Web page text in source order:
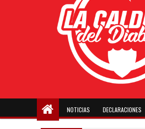
NOTICIAS DECLARACIONES